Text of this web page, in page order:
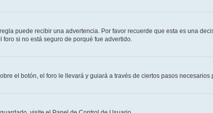
puede recibir una advertencia. Por favor recuerde que esta es una
si no está seguro de porqué fue advertido.
el botón, el foro le llevará y guiará a través de ciertos pasos necesarios